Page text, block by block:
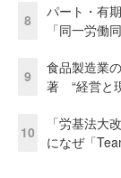
8
パート・有
「同一労働
9
食品製造業
著 “経営と
10
「労基法
になぜ「